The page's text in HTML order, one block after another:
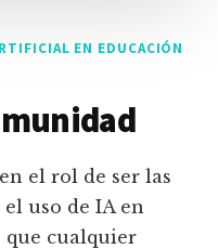
EN EDUCACIÓN
el rol de ser las
uso de IA en
que cualquier